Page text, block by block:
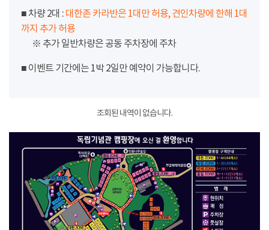
■ 차량 2대 : 대한존 카라반은 1대만 허용, 견인차량에 한해 1대
까지 추가 허용
※ 추가 일반차량은 공동 주차장에 주차
■ 이벤트 기간에는 1박 2일만 예약이 가능합니다.
조회된 내역이 없습니다.